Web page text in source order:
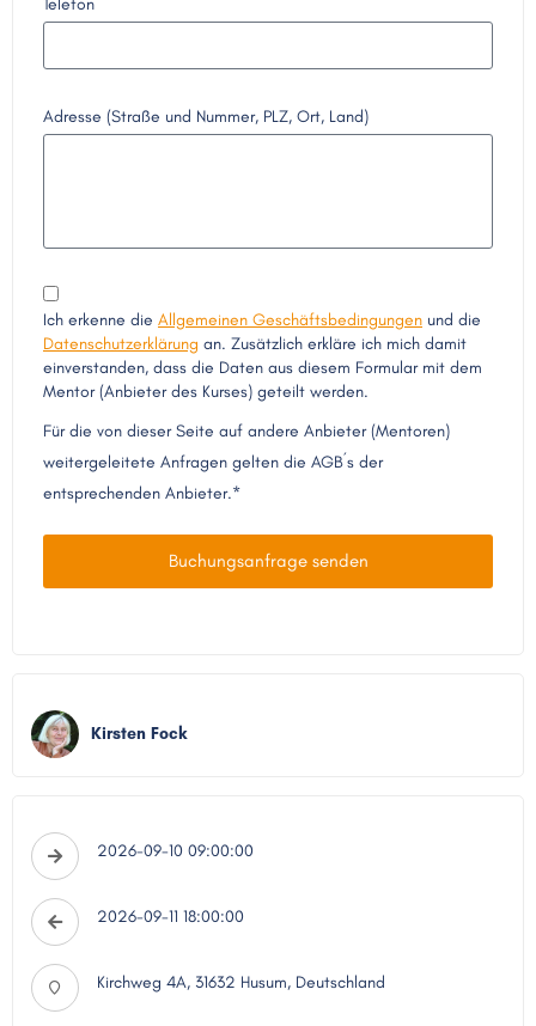
Telefon
Adresse (Straße und Nummer, PLZ, Ort, Land)
Ich erkenne die Allgemeinen Geschäftsbedingungen und die
Datenschutzerklärung an. Zusätzlich erkläre ich mich damit
einverstanden, dass die Daten aus diesem Formular mit dem
Mentor (Anbieter des Kurses) geteilt werden.
Für die von dieser Seite auf andere Anbieter (Mentoren)
weitergeleitete Anfragen gelten die AGB´s der
entsprechenden Anbieter.*
Buchungsanfrage senden
Kirsten Fock
2026-09-10 09:00:00
2026-09-11 18:00:00
Kirchweg 4A, 31632 Husum, Deutschland